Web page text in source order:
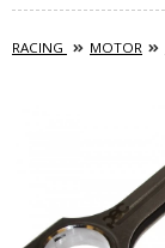
RACING MOTOR